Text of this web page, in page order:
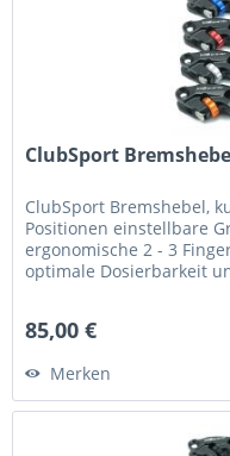
ClubSport
ClubSport Bremshebel,
Positionen einstellbare
ergonomische 2 - 3
optimale Dosierbarkeit
85,00 €
Merken